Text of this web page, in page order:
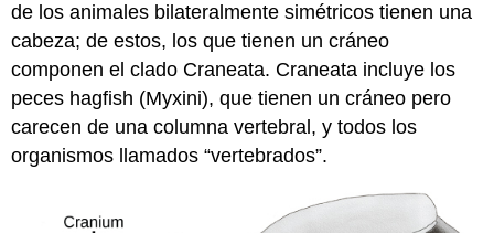
de los animales bilateralmente simétricos tienen una
cabeza; de estos, los que tienen un cráneo
componen el clado Craneata. Craneata incluye los
peces hagfish (Myxini), que tienen un cráneo pero
carecen de una columna vertebral, y todos los
organismos llamados “vertebrados”.